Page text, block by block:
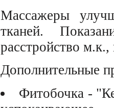
Массажеры
тканей.
расстройство
Дополнительные
Фитобочка -